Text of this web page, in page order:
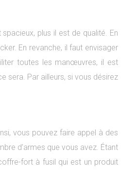
plus il est de qualité. En
En revanche, il faut envisager
toutes les manœuvres, il est
sera. Par ailleurs, si vous désirez
vous pouvez faire appel à des
d’armes que vous avez. Étant
fort à fusil qui est un produit